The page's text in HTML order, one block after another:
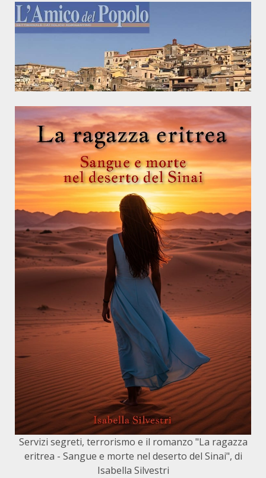
Servizi segreti, terrorismo e il romanzo "La ragazza
eritrea - Sangue e morte nel deserto del Sinai", di
Isabella Silvestri